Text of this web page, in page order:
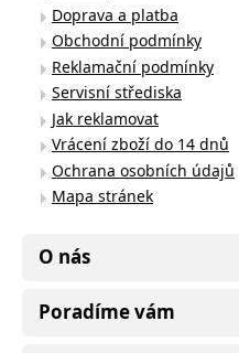
Doprava a platba
Obchodní podmínky
Reklamační podmínky
Servisní střediska
Jak reklamovat
Vrácení zboží do 14 dnů
Ochrana osobních údajů
Mapa stránek
O nás
Poradíme vám